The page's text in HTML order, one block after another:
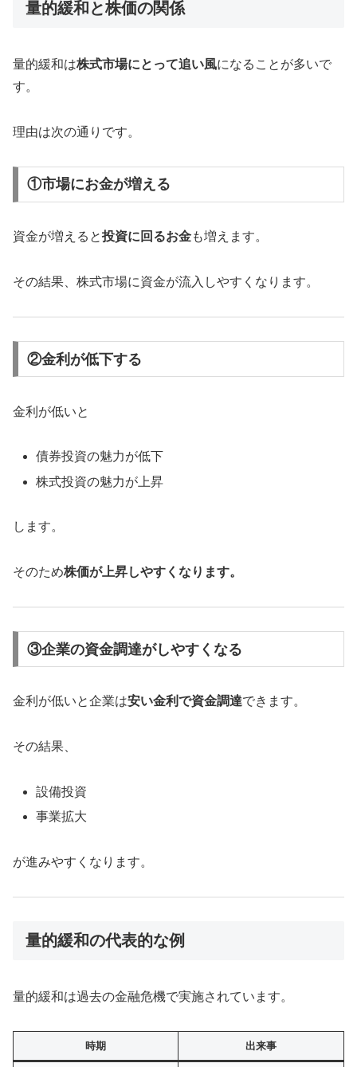
量的緩和と株価の関係
量的緩和は株式市場にとって追い風になることが多いで
す。
理由は次の通りです。
①市場にお金が増える
資金が増えると投資に回るお金も増えます。
その結果、株式市場に資金が流入しやすくなります。
②金利が低下する
金利が低いと
債券投資の魅力が低下
株式投資の魅力が上昇
します。
そのため株価が上昇しやすくなります。
③企業の資金調達がしやすくなる
金利が低いと企業は安い金利で資金調達できます。
その結果、
設備投資
事業拡大
が進みやすくなります。
量的緩和の代表的な例
量的緩和は過去の金融危機で実施されています。
時期 出来事